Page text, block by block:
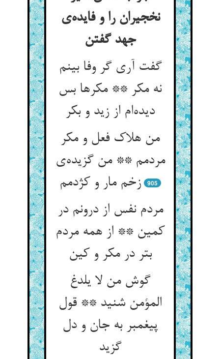
نخجیران را و فایده‌‌ی
گفت آری گر وفا بینم
نه مکر ** مکرها بس
دیده‌‌ام از زید و بکر
من هلاک فعل و مکر
مردمم ** من گزیده‌‌ی
زخم مار و کژدمم‌‌
905
مردم نفس از درونم در
کمین ** از همه مردم
بتر در مکر و کین‌‌
گوش من لا یلدغ
المؤمن شنید ** قول
پیغمبر به جان و دل
گزید